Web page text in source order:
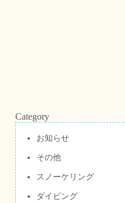
Category
お知らせ
その他
スノーケリング
ダイビング